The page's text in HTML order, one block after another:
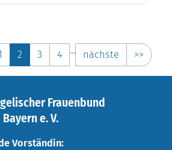
2 3 4 … nächste >>
Frauenbund
e. V.
Vorständin: